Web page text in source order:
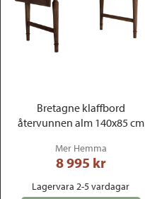
Bretagne klaffbord
återvunnen alm 140x85 cm
Mer Hemma
8 995 kr
Lagervara 2-5 vardagar